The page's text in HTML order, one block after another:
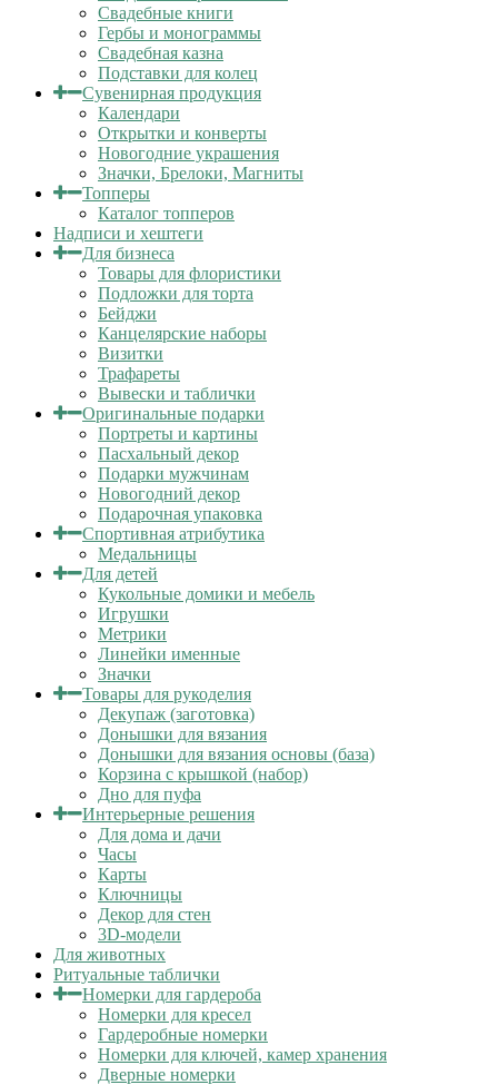
Свадебные книги
Гербы и монограммы
Свадебная казна
Подставки для колец
Сувенирная продукция
Календари
Открытки и конверты
Новогодние украшения
Значки, Брелоки, Магниты
Топперы
Каталог топперов
Надписи и хештеги
Для бизнеса
Товары для флористики
Подложки для торта
Бейджи
Канцелярские наборы
Визитки
Трафареты
Вывески и таблички
Оригинальные подарки
Портреты и картины
Пасхальный декор
Подарки мужчинам
Новогодний декор
Подарочная упаковка
Спортивная атрибутика
Медальницы
Для детей
Кукольные домики и мебель
Игрушки
Метрики
Линейки именные
Значки
Товары для рукоделия
Декупаж (заготовка)
Донышки для вязания
Донышки для вязания основы (база)
Корзина с крышкой (набор)
Дно для пуфа
Интерьерные решения
Для дома и дачи
Часы
Карты
Ключницы
Декор для стен
3D-модели
Для животных
Ритуальные таблички
Номерки для гардероба
Номерки для кресел
Гардеробные номерки
Номерки для ключей, камер хранения
Дверные номерки